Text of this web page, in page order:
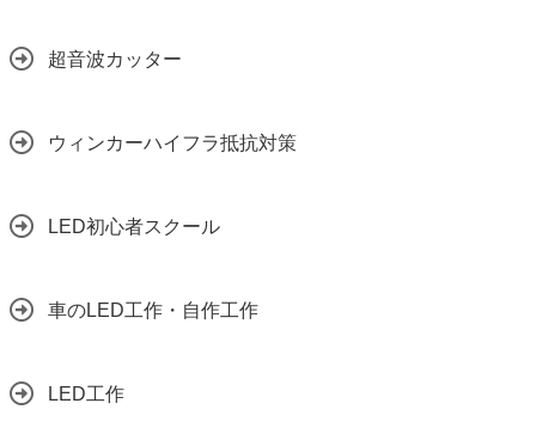
超音波カッター
ウィンカーハイフラ抵抗対策
LED初心者スクール
車のLED工作・自作工作
LED工作